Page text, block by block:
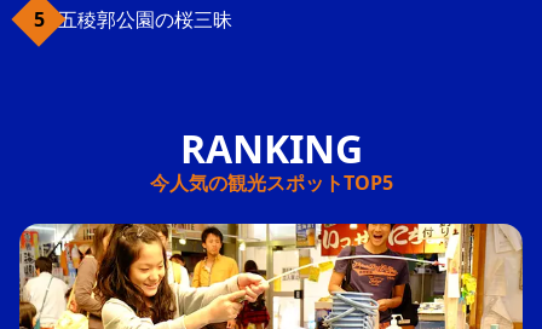
五稜郭公園の桜三昧
今人気の観光スポットTOP5